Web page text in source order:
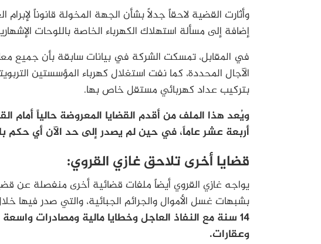
وأثارت القضية لاحقاً جدلاً بشأن الجهة المخولة قانوناً لإبرام
إضافة إلى مسألة استهلاك الكهرباء الخاصة باللوحات
في المقابل، تمسكت الشركة في بيانات سابقة بأن جميع
الآجال المحددة، كما نفت استغلال كهرباء المؤسستين
بتركيب عداد كهربائي مستقل خاص بها.
ويُعد هذا الملف من أقدم القضايا المعروضة حالياً أمام
أربعة عشر عاماً، في حين لم يصدر إلى حد الآن أي حكم
قضايا أخرى تلاحق غازي القروي:
يواجه غازي القروي أيضاً ملفات قضائية أخرى منفصلة عن قضية
بشبهات غسل الأموال والجرائم الجبائية، والتي صدر فيها خلال
14 سنة مع النفاذ العاجل وخطايا مالية ومصادرات
وعقارات.